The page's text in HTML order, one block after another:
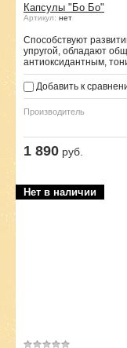
Капсулы "Бо Бо"
Артикул: нет
Способствуют
упругой, обладают
антиоксидантным,
Добавить к
Производитель
1 890 руб.
Нет в наличии